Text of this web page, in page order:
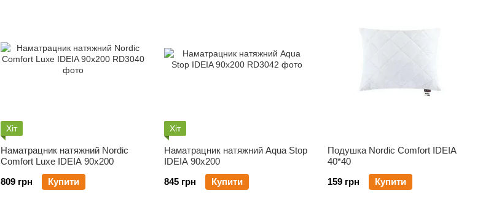
Хіт
Наматрацник натяжний Nordic
Comfort Luxe IDEIA 90х200
809 грн
Купити
Хіт
Наматрацник натяжний Aqua Stop
IDEIA 90х200
845 грн
Купити
Подушка Nordic Comfort IDEIA
40*40
159 грн
Купити